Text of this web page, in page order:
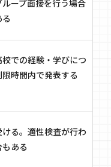
ープ面接を行う場合
での経験・学びにつ
時間内で発表する
る。適性検査が行わ
ある